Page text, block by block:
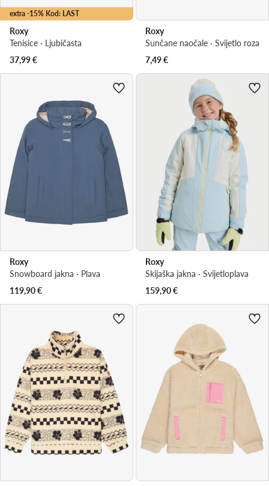
extra -15% Kod: LAST
Roxy
Tenisice · Ljubičasta
37,99€
Roxy
Sunčane naočale · Svijetlo roza
7,49€
Roxy
Snowboard jakna · Plava
119,90€
Roxy
Skijaška jakna · Svijetloplava
159,90€